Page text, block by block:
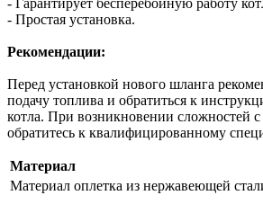
- Гарантирует бесперебойную работу
- Простая установка.
Рекомендации:
Перед установкой нового шланга
подачу топлива и обратиться к
котла. При возникновении сложностей с
обратитесь к квалифицированному
Материал
Материал оплетка из нержавеющей